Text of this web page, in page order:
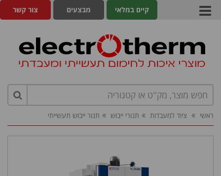
צור קשר מבצעים קיים במלאי
ראשי ציוד למעבדות תנורי ייבוש תנור ייבוש תעשייתי